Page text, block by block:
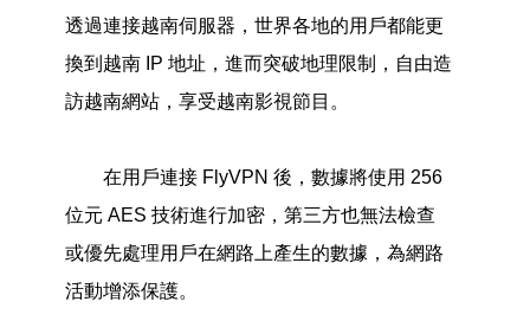
透過連接越南伺服器，世界各地的用戶都能更
換到越南 IP 地址，進而突破地理限制，自由造
訪越南網站，享受越南影視節目。
在用戶連接 FlyVPN 後，數據將使用 256
位元 AES 技術進行加密，第三方也無法檢查
或優先處理用戶在網路上產生的數據，為網路
活動增添保護。